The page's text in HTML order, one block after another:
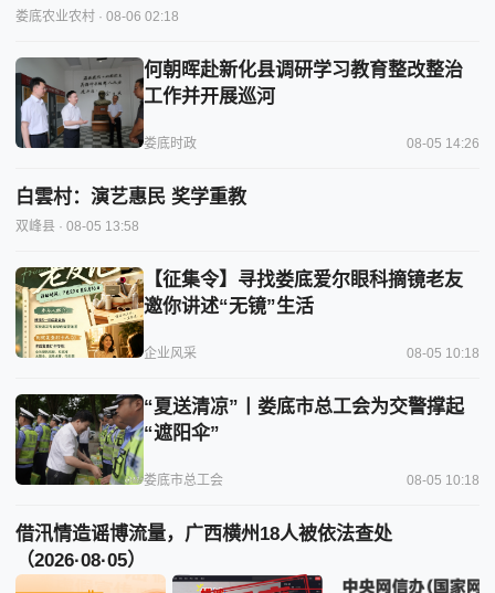
娄底农业农村 · 08-06 02:18
何朝晖赴新化县调研学习教育整改整治
工作并开展巡河
娄底时政 08-05 14:26
白雲村：演艺惠民 奖学重教
双峰县 · 08-05 13:58
【征集令】寻找娄底爱尔眼科摘镜老友
邀你讲述“无镜”生活
企业风采 08-05 10:18
“夏送清凉”丨娄底市总工会为交警撑起
“遮阳伞”
娄底市总工会 08-05 10:18
借汛情造谣博流量，广西横州18人被依法查处
（2026·08·05）